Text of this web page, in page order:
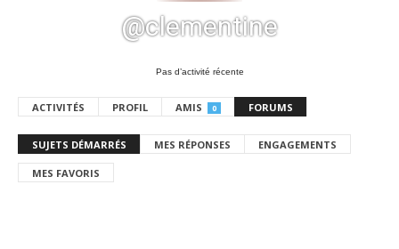
@clementine
Pas d’activité récente
ACTIVITÉS PROFIL AMIS 0 FORUMS
SUJETS DÉMARRÉS MES RÉPONSES ENGAGEMENTS
MES FAVORIS